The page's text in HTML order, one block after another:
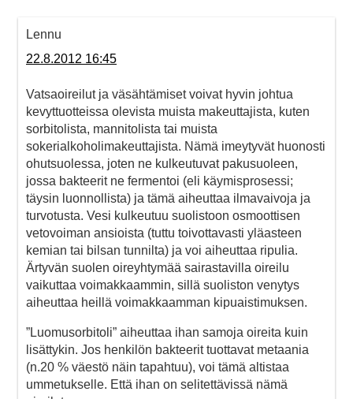
Lennu
22.8.2012 16:45
Vatsaoireilut ja väsähtämiset voivat hyvin johtua
kevyttuotteissa olevista muista makeuttajista, kuten
sorbitolista, mannitolista tai muista
sokerialkoholimakeuttajista. Nämä imeytyvät huonosti
ohutsuolessa, joten ne kulkeutuvat pakusuoleen,
jossa bakteerit ne fermentoi (eli käymisprosessi;
täysin luonnollista) ja tämä aiheuttaa ilmavaivoja ja
turvotusta. Vesi kulkeutuu suolistoon osmoottisen
vetovoiman ansioista (tuttu toivottavasti yläasteen
kemian tai bilsan tunnilta) ja voi aiheuttaa ripulia.
Ärtyvän suolen oireyhtymää sairastavilla oireilu
vaikuttaa voimakkaammin, sillä suoliston venytys
aiheuttaa heillä voimakkaamman kipuaistimuksen.
”Luomusorbitoli” aiheuttaa ihan samoja oireita kuin
lisättykin. Jos henkilön bakteerit tuottavat metaania
(n.20 % väestö näin tapahtuu), voi tämä altistaa
ummetukselle. Että ihan on selitettävissä nämä